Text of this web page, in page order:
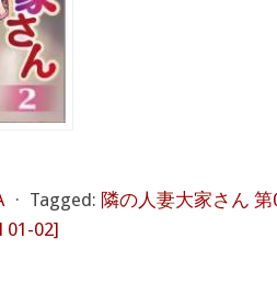
⋅ Tagged: 隣の人妻大家さん
01-02]